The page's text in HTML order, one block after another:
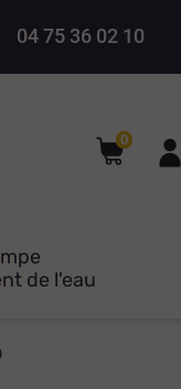
04 75 36 02 10
0
de l'eau